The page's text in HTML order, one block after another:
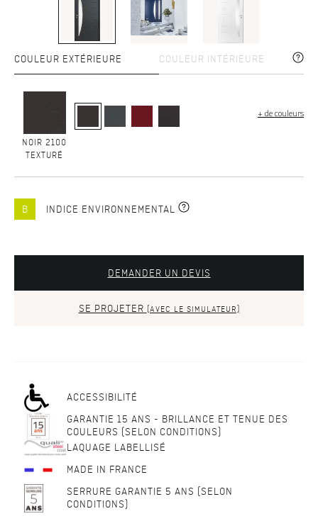
COULEUR EXTÉRIEURE COULEUR INTÉRIEURE
NOIR 2100
TEXTURÉ
+ de couleurs
B INDICE ENVIRONNEMENTAL
DEMANDER UN DEVIS
SE PROJETER (AVEC LE SIMULATEUR)
ACCESSIBILITÉ
GARANTIE 15 ANS - BRILLANCE ET TENUE DES
COULEURS (SELON CONDITIONS)
LAQUAGE LABELLISÉ
MADE IN FRANCE
SERRURE GARANTIE 5 ANS (SELON
CONDITIONS)